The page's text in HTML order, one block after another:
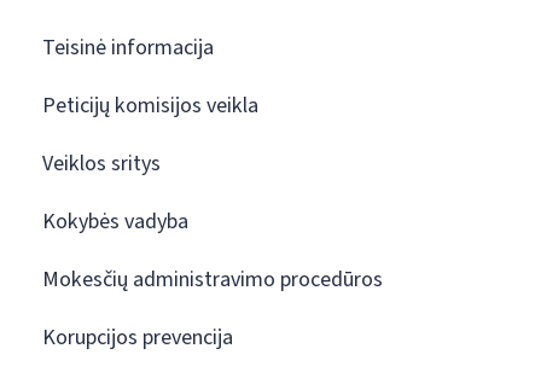
Teisinė informacija
Peticijų komisijos veikla
Veiklos sritys
Kokybės vadyba
Mokesčių administravimo procedūros
Korupcijos prevencija